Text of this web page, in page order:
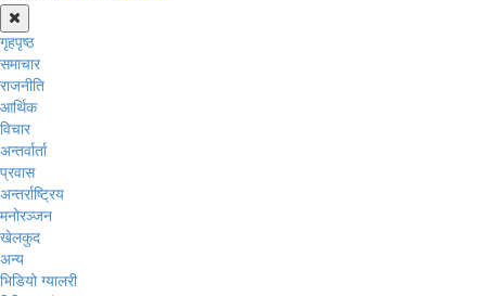
गृहपृष्ठ
समाचार
राजनीति
आर्थिक
विचार
अन्तर्वार्ता
प्रवास
अन्तर्राष्ट्रिय
मनोरञ्जन
खेलकुद
अन्य
भिडियो ग्यालरी